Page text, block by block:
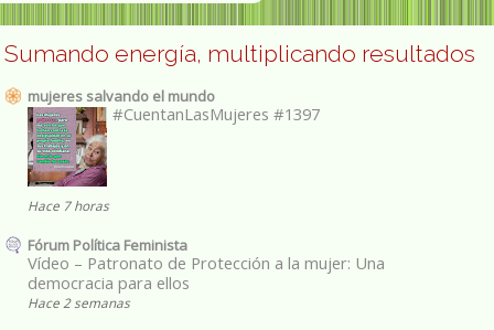
Sumando energía, multiplicando resultados
mujeres salvando el mundo
#CuentanLasMujeres #1397
Hace 7 horas
Fórum Política Feminista
Vídeo – Patronato de Protección a la mujer: Una
democracia para ellos
Hace 2 semanas